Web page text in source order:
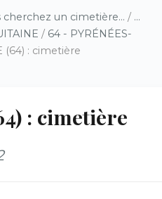
cherchez un cimetière... / ...
/ 64 - PYRÉNÉES-
(64) : cimetière
: cimetière